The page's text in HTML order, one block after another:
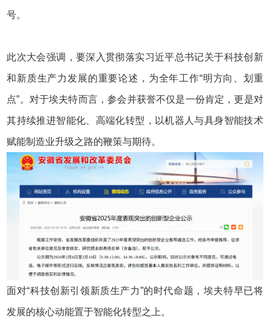
号。
此次大会强调，要深入贯彻落实习近平总书记关于科技创新
和新质生产力发展的重要论述，为全年工作“明方向、划重
点”。对于埃夫特而言，参会并获誉不仅是一份肯定，更是对
其持续推进智能化、高端化转型，以机器人与具身智能技术
赋能制造业升级之路的鞭策与期待。
面对“科技创新引领新质生产力”的时代命题，埃夫特早已将
发展的核心动能置于智能化转型之上。